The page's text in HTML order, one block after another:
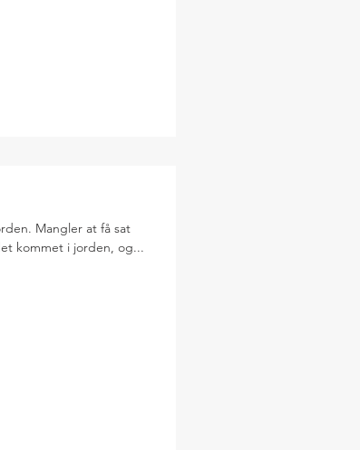
Mangler at få sat
kommet i jorden, og...